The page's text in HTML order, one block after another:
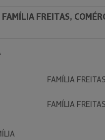
FREITAS,
FAMÍLIA
FAMÍLIA